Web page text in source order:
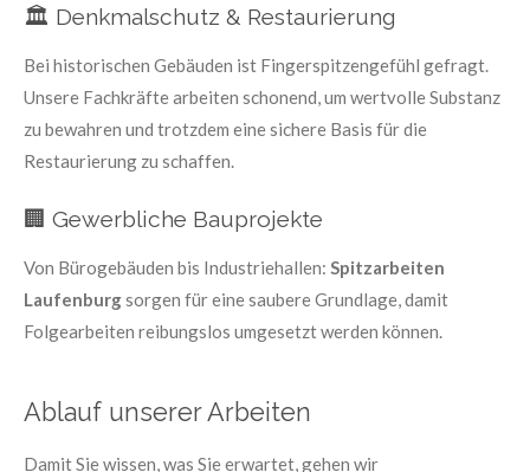
🏛️ Denkmalschutz & Restaurierung
Bei historischen Gebäuden ist Fingerspitzengefühl gefragt.
Unsere Fachkräfte arbeiten schonend, um wertvolle Substanz
zu bewahren und trotzdem eine sichere Basis für die
Restaurierung zu schaffen.
🏢 Gewerbliche Bauprojekte
Von Bürogebäuden bis Industriehallen: Spitzarbeiten
Laufenburgsorgen für eine saubere Grundlage, damit
Folgearbeiten reibungslos umgesetzt werden können.
Ablauf unserer Arbeiten
Damit Sie wissen, was Sie erwartet, gehen wir